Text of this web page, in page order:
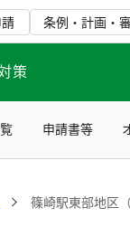
条例・計画・
策
申請書等
篠崎駅東部地区